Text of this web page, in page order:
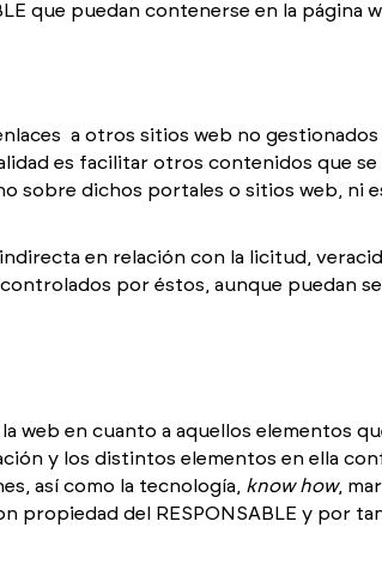
que puedan contenerse en la página
a otros sitios web no gestionados
es facilitar otros contenidos que
sobre dichos portales o sitios web, ni
en relación con la licitud,
por éstos, aunque puedan
web en cuanto a aquellos elementos
y los distintos elementos en ella
así como la tecnología, know how,
propiedad del RESPONSABLE y por